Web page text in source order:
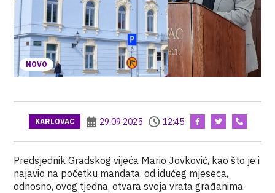
NOVO
KARLOVAC 29.09.2025 12:45
Predsjednik Gradskog vijeća Mario Jovković, kao što je i
najavio na početku mandata, od idućeg mjeseca,
odnosno, ovog tjedna, otvara svoja vrata građanima.